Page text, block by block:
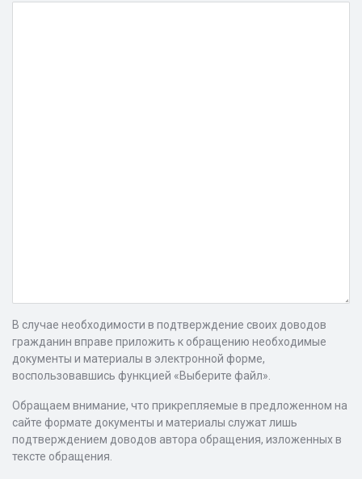
В случае необходимости в подтверждение своих доводов
гражданин вправе приложить к обращению необходимые
документы и материалы в электронной форме,
воспользовавшись функцией «Выберите файл».
Обращаем внимание, что прикрепляемые в предложенном на
сайте формате документы и материалы служат лишь
подтверждением доводов автора обращения, изложенных в
тексте обращения.